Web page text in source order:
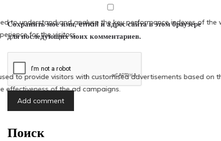
Сохранить моё имя, email и адрес сайта в этом браузере
для последующих моих комментариев.
Поиск